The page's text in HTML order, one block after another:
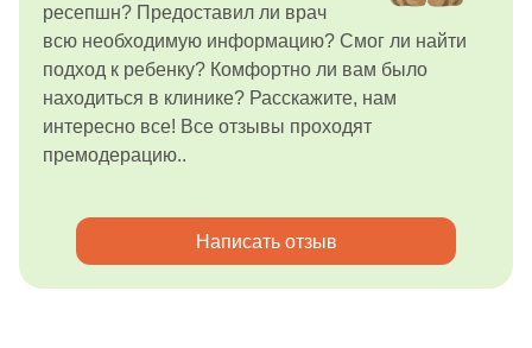
ресепшн? Предоставил ли врач
всю необходимую информацию? Смог ли найти
подход к ребенку? Комфортно ли вам было
находиться в клинике? Расскажите, нам
интересно все! Все отзывы проходят
премодерацию..
Написать отзыв